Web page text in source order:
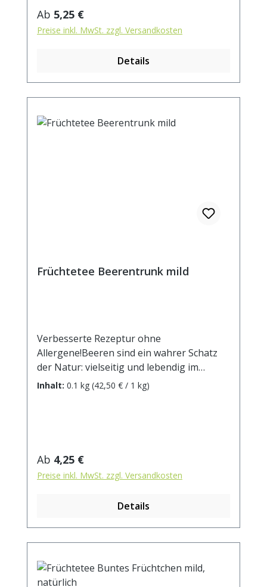
aus kontrolliert biologischem Anbau.
Zubereitung: ca. 20g Tee mit 1 l.
kochendem Wasser aufgiessen. Ziehzeit:
Regulärer Preis:
Ab 5,25 €
Preise inkl. MwSt. zzgl. Versandkosten
Details
Früchtetee Beerentrunk mild
Verbesserte Rezeptur ohne
Allergene!Beeren sind ein wahrer Schatz
der Natur: vielseitig und lebendig im
Geschmack - in dieser bunten Mischung
Rhabarberstücke(1%), Brombeeren,
Himbeeren Zubereitung: ca. 20g Tee mit 1
l. kochendem Wasser aufgiessen. Ziehzeit:
Inhalt: 0.1 kg (42,50 € / 1 kg)
Regulärer Preis:
Ab 4,25 €
Preise inkl. MwSt. zzgl. Versandkosten
Details